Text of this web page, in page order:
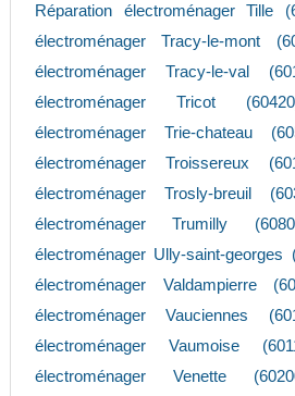
Réparation électroménager Tille
électroménager Tracy-le-mont
électroménager Tracy-le-val
électroménager Tricot
électroménager Trie-chateau
électroménager Troissereux
électroménager Trosly-breuil
électroménager Trumilly
électroménager Ully-saint-georges
électroménager Valdampierre
électroménager Vauciennes
électroménager Vaumoise
électroménager Venette